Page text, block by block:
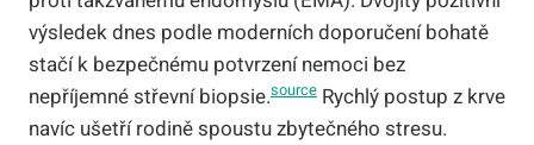
výsledek dnes podle moderních doporučení bohatě
stačí k bezpečnému potvrzení nemoci bez
nepříjemné střevní biopsie.source Rychlý postup z krve
navíc ušetří rodině spoustu zbytečného stresu.